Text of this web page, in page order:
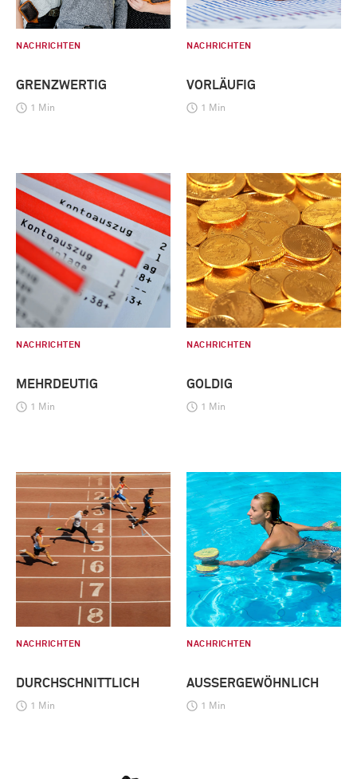
NACHRICHTEN
GRENZWERTIG
1 Min
NACHRICHTEN
VORLÄUFIG
1 Min
NACHRICHTEN
MEHRDEUTIG
1 Min
NACHRICHTEN
GOLDIG
1 Min
NACHRICHTEN
DURCHSCHNITTLICH
1 Min
NACHRICHTEN
AUSSERGEWÖHNLICH
1 Min